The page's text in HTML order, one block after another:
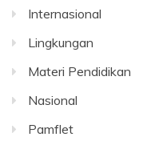
Internasional
Lingkungan
Materi Pendidikan
Nasional
Pamflet